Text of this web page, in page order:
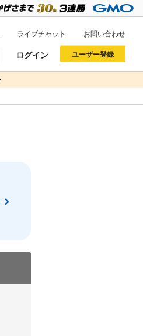
ライブチャット お問い合わせ
ログイン ユーザー登録